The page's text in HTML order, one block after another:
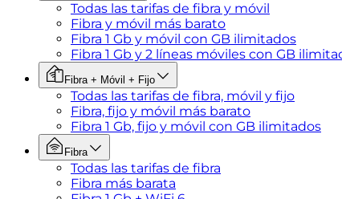
Todas las tarifas de fibra y móvil
Fibra y móvil más barato
Fibra 1 Gb y móvil con GB ilimitados
Fibra 1 Gb y 2 líneas móviles con GB
Fibra + Móvil + Fijo
Todas las tarifas de fibra, móvil y fijo
Fibra, fijo y móvil más barato
Fibra 1 Gb, fijo y móvil con GB ilimitados
Fibra
Todas las tarifas de fibra
Fibra más barata